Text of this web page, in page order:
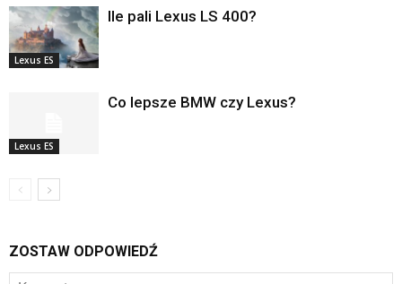
Lexus ES
Ile pali Lexus LS 400?
Lexus ES
Co lepsze BMW czy Lexus?
ZOSTAW ODPOWIEDŹ